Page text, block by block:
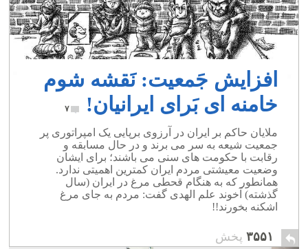
افزایش جَمعیت: نَقشه شوم
خامنه ای بَرای ایرانیان!
۷
ملایان حاکم بر ایران در آرزوی برپایی یک امپراتوری پر
جمعیت شیعه به سر می برند و در حال مسابقه و
رقابت با حکومت های سنی می باشند؛ برای ایشان
وضعیت معیشتی مردم ایران کمترین اهمیتی ندارد.
همانطور که به هنگام قحطی مرغ در ایران (سال
گذشته) آخوند علم الهدی گفت: مردم به جای مرغ
اشکنه بخورند!!
۳۵۵۱ پخش